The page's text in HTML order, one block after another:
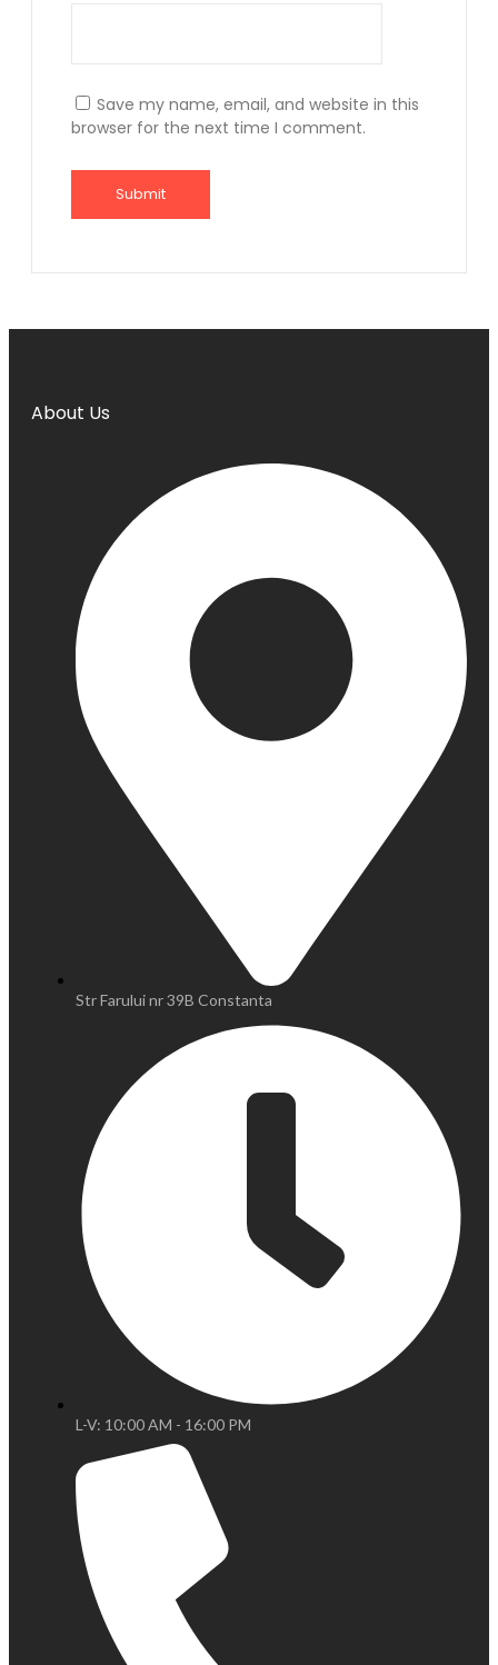
Save my name, email, and website in this
browser for the next time I comment.
About Us
Str Farului nr 39B Constanta
L-V: 10:00 AM - 16:00 PM